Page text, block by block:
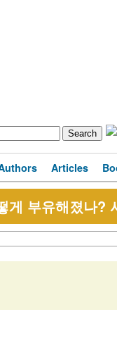
Articles
게 부유해졌나?